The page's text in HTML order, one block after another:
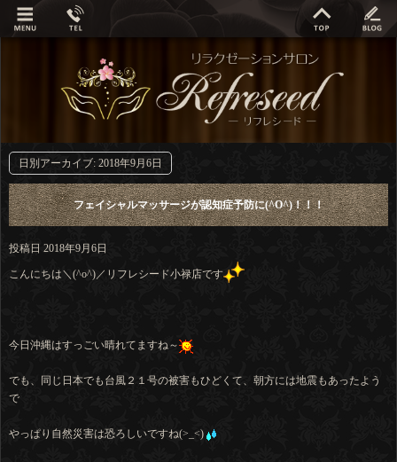
日別アーカイブ: 2018年9月6日
フェイシャルマッサージが認知症予防に(^O^)！！！
投稿日 2018年9月6日
こんにちは＼(^o^)／リフレシード小禄店です
今日沖縄はすっごい晴れてますね～
でも、同じ日本でも台風２１号の被害もひどくて、朝方には地震もあったよう
で
やっぱり自然災害は恐ろしいですね(>_<)